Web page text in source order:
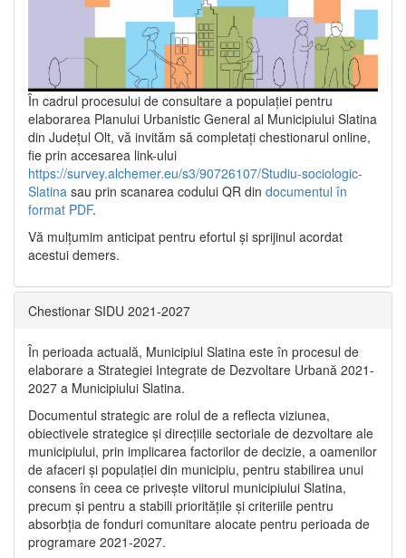
În cadrul procesului de consultare a populaţiei pentru
elaborarea Planului Urbanistic General al Municipiului Slatina
din Județul Olt, vă invităm să completați chestionarul online,
fie prin accesarea link-ului
https://survey.alchemer.eu/s3/90726107/Studiu-sociologic-
Slatina sau prin scanarea codului QR din documentul în
format PDF.
Vă mulţumim anticipat pentru efortul şi sprijinul acordat
acestui demers.
Chestionar SIDU 2021-2027
În perioada actuală, Municipiul Slatina este în procesul de
elaborare a Strategiei Integrate de Dezvoltare Urbană 2021‐
2027 a Municipiului Slatina.
Documentul strategic are rolul de a reflecta viziunea,
obiectivele strategice și direcțiile sectoriale de dezvoltare ale
municipiului, prin implicarea factorilor de decizie, a oamenilor
de afaceri și populației din municipiu, pentru stabilirea unui
consens în ceea ce privește viitorul municipiului Slatina,
precum și pentru a stabili prioritățile și criteriile pentru
absorbția de fonduri comunitare alocate pentru perioada de
programare 2021-2027.